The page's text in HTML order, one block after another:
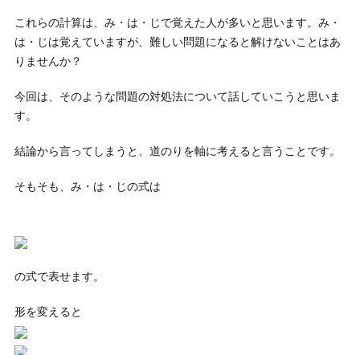
これらの計算は、み・は・じで覚えた人が多いと思います。み・
は・じは覚えていますが、難しい問題になると解けないことはあ
りませんか？
今回は、そのような問題の対処法について話していこうと思いま
す。
結論から言ってしまうと、道のりを軸に考えると言うことです。
そもそも、み・は・じの式は
の式で表せます。
形を変えると